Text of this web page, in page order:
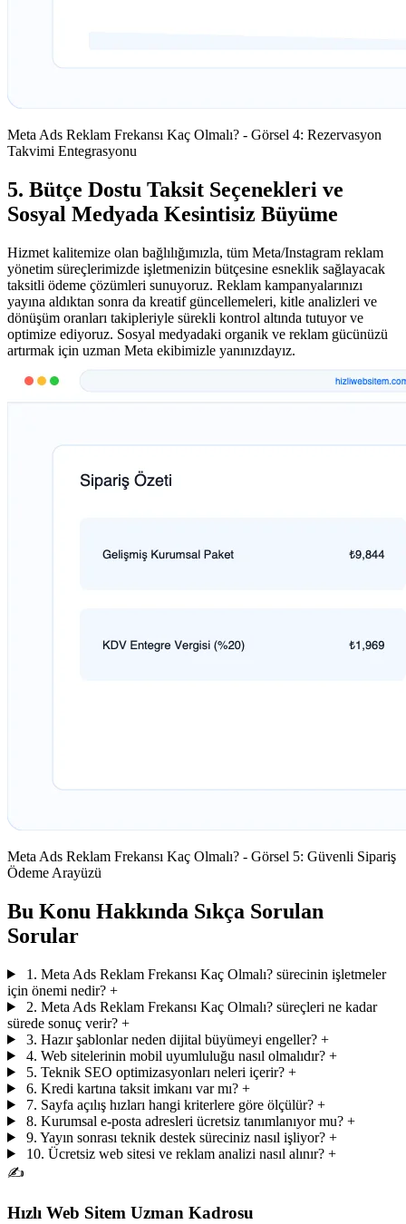
Meta Ads Reklam Frekansı Kaç Olmalı? - Görsel 4: Rezervasyon
Takvimi Entegrasyonu
5. Bütçe Dostu Taksit Seçenekleri ve
Sosyal Medyada Kesintisiz Büyüme
Hizmet kalitemize olan bağlılığımızla, tüm Meta/Instagram reklam
yönetim süreçlerimizde işletmenizin bütçesine esneklik sağlayacak
taksitli ödeme çözümleri sunuyoruz. Reklam kampanyalarınızı
yayına aldıktan sonra da kreatif güncellemeleri, kitle analizleri ve
dönüşüm oranları takipleriyle sürekli kontrol altında tutuyor ve
optimize ediyoruz. Sosyal medyadaki organik ve reklam gücünüzü
artırmak için uzman Meta ekibimizle yanınızdayız.
Meta Ads Reklam Frekansı Kaç Olmalı? - Görsel 5: Güvenli Sipariş
Ödeme Arayüzü
Bu Konu Hakkında Sıkça Sorulan
Sorular
1. Meta Ads Reklam Frekansı Kaç Olmalı? sürecinin işletmeler
için önemi nedir? +
2. Meta Ads Reklam Frekansı Kaç Olmalı? süreçleri ne kadar
sürede sonuç verir? +
3. Hazır şablonlar neden dijital büyümeyi engeller? +
4. Web sitelerinin mobil uyumluluğu nasıl olmalıdır? +
5. Teknik SEO optimizasyonları neleri içerir? +
6. Kredi kartına taksit imkanı var mı? +
7. Sayfa açılış hızları hangi kriterlere göre ölçülür? +
8. Kurumsal e-posta adresleri ücretsiz tanımlanıyor mu? +
9. Yayın sonrası teknik destek süreciniz nasıl işliyor? +
10. Ücretsiz web sitesi ve reklam analizi nasıl alınır? +
✍️
Hızlı Web Sitem Uzman Kadrosu